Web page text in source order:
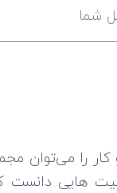
را می‌توان
هایی